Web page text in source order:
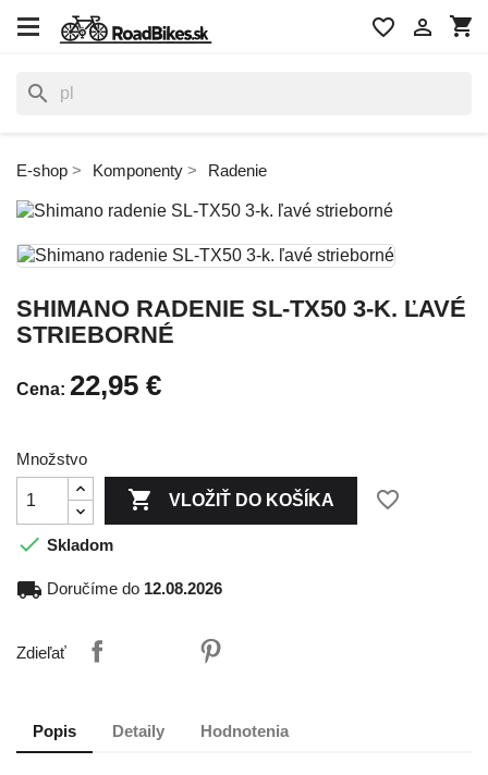
shopping_cart

favorite_border
search
E-shop Komponenty Radenie
SHIMANO RADENIE SL-TX50 3-K. ĽAVÉ
STRIEBORNÉ
Cena: 22,95 €
Množstvo
 VLOŽIŤ DO KOŠÍKA
favorite_border
 Skladom
local_shipping Doručíme do 12.08.2026
Zdieľať
Popis Detaily Hodnotenia